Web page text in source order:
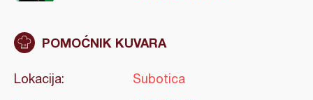
POMOĆNIK KUVARA
Lokacija:
Subotica